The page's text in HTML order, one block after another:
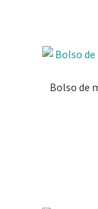
Bolso de